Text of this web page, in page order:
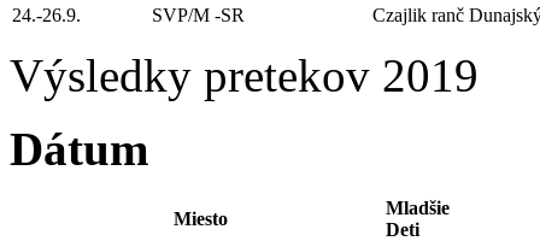
24.-26.9.
SVP/M -SR Czajlik ranč
Výsledky pretekov 2019
Dátum
Miesto
Mladšie
Deti